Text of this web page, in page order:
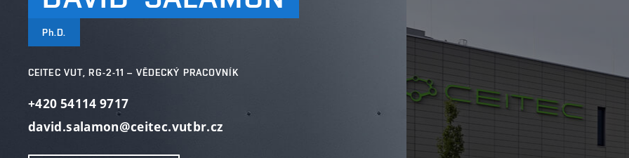
Ph.D.
CEITEC VUT, RG-2-11 – VĚDECKÝ PRACOVNÍK
+420 54114 9717
david.salamon@ceitec.vutbr.cz